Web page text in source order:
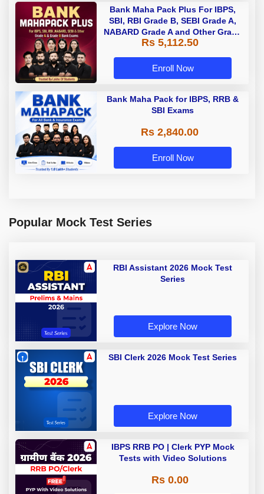
Bank Maha Pack Plus For IBPS,
SBI, RBI Grade B, SEBI Grade A,
NABARD Grade A and Other Grade
A & Grade B Bank Exams
Rs 5,112.50
Enroll Now
Bank Maha Pack for IBPS, RRB &
SBI Exams
Rs 2,840.00
Enroll Now
Popular Mock Test Series
RBI Assistant 2026 Mock Test
Series
Explore Now
SBI Clerk 2026 Mock Test Series
Explore Now
IBPS RRB PO | Clerk PYP Mock
Tests with Video Solutions
Rs 0.00